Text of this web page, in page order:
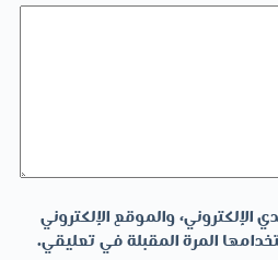
والموقع الإلكتروني
المرة المقبلة في تعليقي.